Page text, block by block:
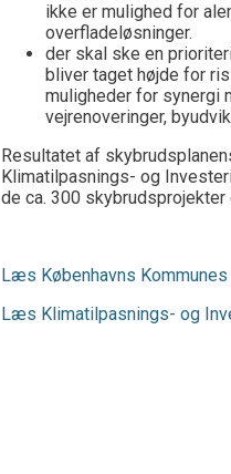
ikke er mulighed for
overfladeløsninger.
der skal ske en
bliver taget højde for
muligheder for synergi
vejrenoveringer,
Resultatet af
Klimatilpasnings- og
de ca. 300 skybrudsprojekter
Læs Københavns
Læs Klimatilpasnings- og